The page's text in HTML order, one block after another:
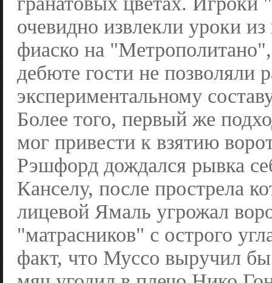
очевидно извлекли уроки из
фиаско на
дебюте гости не позволяли
экспериментальному
Более того, первый же
мог привести к взятию
Рэшфорд дождался рывка
Канселу, после прострела
лицевой Ямаль угрожал
"матрасников" с острого
факт, что Муссо выручил бы